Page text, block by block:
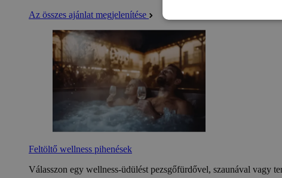
Az összes ajánlat megjelenítése
Feltöltő wellness pihenések
Válasszon egy wellness-üdülést pezsgőfürdővel, szaunával vagy